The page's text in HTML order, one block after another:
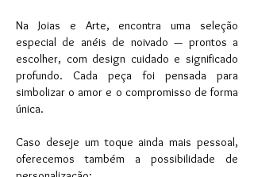
Na Joias e Arte, encontra uma seleção
especial de anéis de noivado — prontos a
escolher, com design cuidado e significado
profundo. Cada peça foi pensada para
simbolizar o amor e o compromisso de forma
única.
Caso deseje um toque ainda mais pessoal,
oferecemos também a possibilidade de